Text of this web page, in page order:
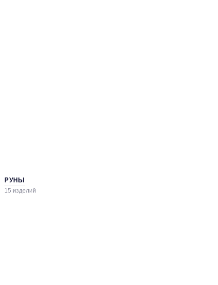
РУНЫ
15 изделий